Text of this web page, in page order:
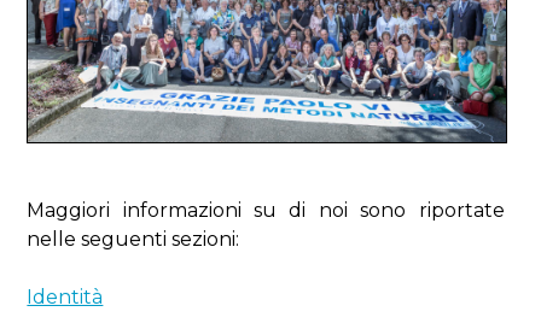
Maggiori informazioni su di noi sono riportate
nelle seguenti sezioni:
Identità